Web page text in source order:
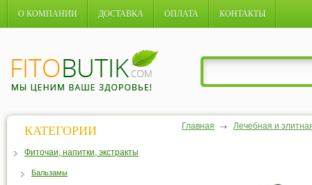
О КОМПАНИИ ДОСТАВКА ОПЛАТА КОНТАКТЫ
Главная Лечебная и
КАТЕГОРИИ
Фиточаи, напитки, экстракты
Бальзамы